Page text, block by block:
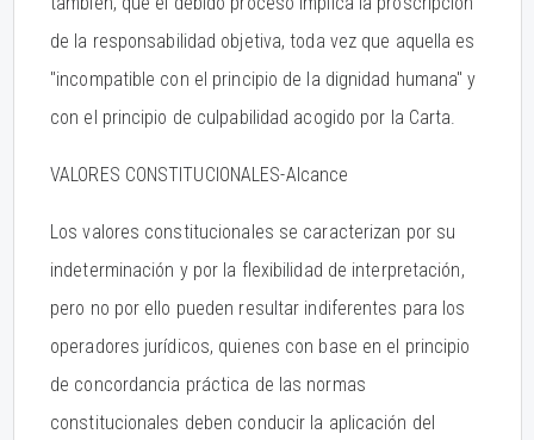
de la responsabilidad objetiva, toda vez que aquella es
"incompatible con el principio de la dignidad humana" y
con el principio de culpabilidad acogido por la Carta.
VALORES CONSTITUCIONALES-Alcance
Los valores constitucionales se caracterizan por su
indeterminación y por la flexibilidad de interpretación,
pero no por ello pueden resultar indiferentes para los
operadores jurídicos, quienes con base en el principio
de concordancia práctica de las normas
constitucionales deben conducir la aplicación del